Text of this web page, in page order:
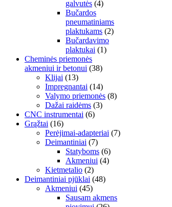
galvutės (4)
Bučardos
pneumatiniams
plaktukams (2)
Bučardavimo
plaktukai (1)
Cheminės priemonės
akmeniui ir betonui (38)
Klijai (13)
Impregnantai (14)
Valymo priemonės (8)
Dažai raidėms (3)
CNC instrumentai (6)
Grąžtai (16)
Perėjimai-adapteriai (7)
Deimantiniai (7)
Statyboms (6)
Akmeniui (4)
Kietmetalio (2)
Deimantiniai pjūklai (48)
Akmeniui (45)
Sausam akmens